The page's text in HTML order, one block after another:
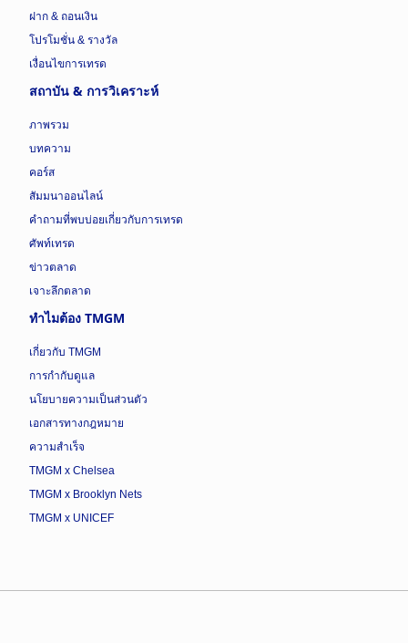
ฝาก & ถอนเงิน
โปรโมชั่น & รางวัล
เงื่อนไขการเทรด
สถาบัน & การวิเคราะห์
ภาพรวม
บทความ
คอร์ส
สัมมนาออนไลน์
คำถามที่พบบ่อยเกี่ยวกับการเทรด
ศัพท์เทรด
ข่าวตลาด
เจาะลึกตลาด
ทำไมต้อง TMGM
เกี่ยวกับ TMGM
การกำกับดูแล
นโยบายความเป็นส่วนตัว
เอกสารทางกฎหมาย
ความสำเร็จ
TMGM x Chelsea
TMGM x Brooklyn Nets
TMGM x UNICEF